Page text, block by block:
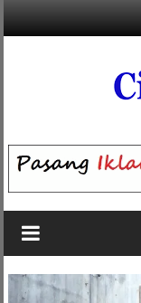
CITRANEWS
INDONESIA
BERANI
DAN
KRISTIS